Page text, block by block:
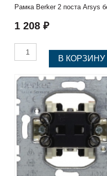
Рамка Berker 2 поста Arsys
1 208 ₽